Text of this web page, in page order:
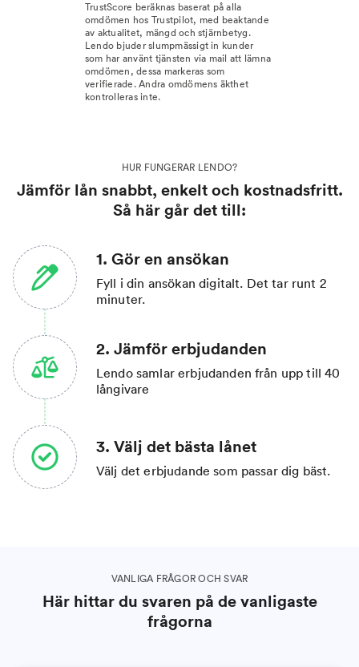
TrustScore beräknas baserat på alla
omdömen hos Trustpilot, med beaktande
av aktualitet, mängd och stjärnbetyg.
Lendo bjuder slumpmässigt in kunder
som har använt tjänsten via mail att lämna
omdömen, dessa markeras som
verifierade. Andra omdömens äkthet
kontrolleras inte.
HUR FUNGERAR LENDO?
Jämför lån snabbt, enkelt och kostnadsfritt.
Så här går det till:
1. Gör en ansökan
Fyll i din ansökan digitalt. Det tar runt 2
minuter.
2. Jämför erbjudanden
Lendo samlar erbjudanden från upp till 40
långivare
3. Välj det bästa lånet
Välj det erbjudande som passar dig bäst.
VANLIGA FRÅGOR OCH SVAR
Här hittar du svaren på de vanligaste
frågorna